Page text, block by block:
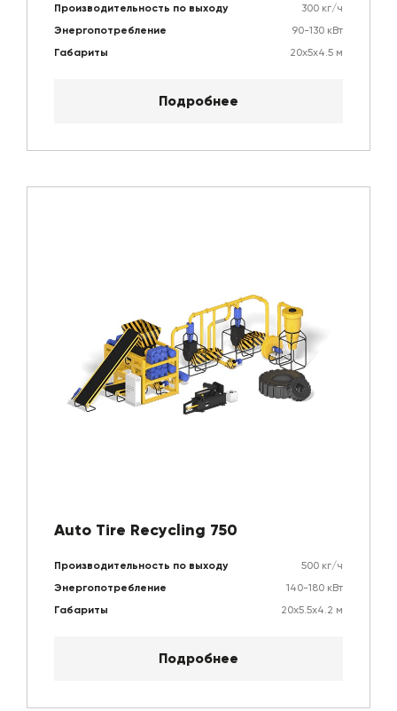
Производительность по выходу
300 кг/ч
Энергопотребление
90-130 кВт
Габариты
20х5х4.5 м
Подробнее
Auto Tire Recycling 750
Производительность по выходу
500 кг/ч
Энергопотребление
140-180 кВт
Габариты
20х5.5х4.2 м
Подробнее